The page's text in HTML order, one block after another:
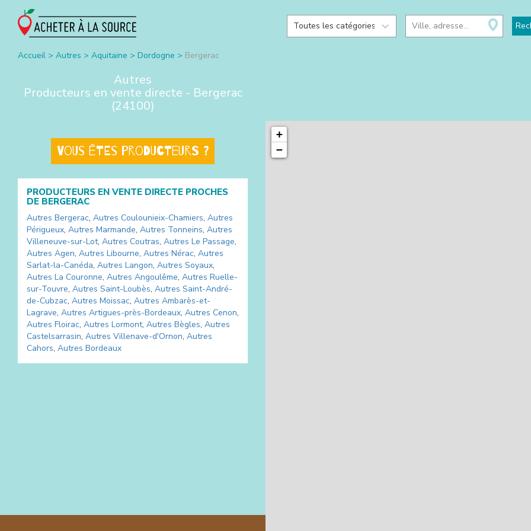
Toutes les catégories Ville, adresse...
Accueil > Autres > Aquitaine > Dordogne > Bergerac
Autres
Producteurs en vente directe - Bergerac
(24100)
Vous êtes producteurs ?
PRODUCTEURS EN VENTE DIRECTE PROCHES
DE BERGERAC
Autres Bergerac, Autres Coulounieix-Chamiers, Autres
Périgueux, Autres Marmande, Autres Tonneins, Autres
Villeneuve-sur-Lot, Autres Coutras, Autres Le Passage,
Autres Agen, Autres Libourne, Autres Nérac, Autres
Sarlat-la-Canéda, Autres Langon, Autres Soyaux,
Autres La Couronne, Autres Angoulême, Autres Ruelle-
sur-Touvre, Autres Saint-Loubès, Autres Saint-André-
de-Cubzac, Autres Moissac, Autres Ambarès-et-
Lagrave, Autres Artigues-près-Bordeaux, Autres Cenon,
Autres Floirac, Autres Lormont, Autres Bègles, Autres
Castelsarrasin, Autres Villenave-d'Ornon, Autres
Cahors, Autres Bordeaux
+
−